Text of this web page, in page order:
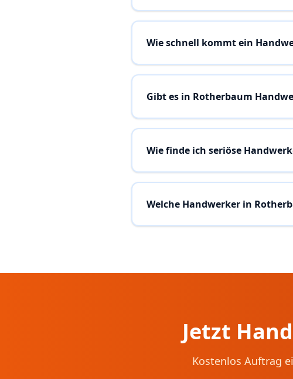
Wie schnell kommt ein
Gibt es in Rotherbaum
Wie finde ich seriöse
Welche Handwerker in
Jetzt
Kostenlos Auftrag